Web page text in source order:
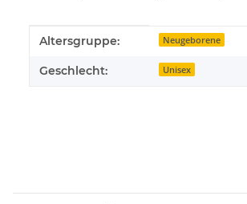
Produkteigenschaft
Wert
Altersgruppe: Neugeborene
Geschlecht: Unisex